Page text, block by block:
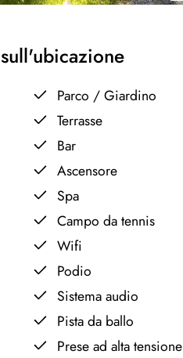
Parco / Giardino
Terrasse
Bar
Ascensore
Spa
Campo da tennis
Wifi
Podio
Sistema audio
Pista da ballo
Prese ad alta tensione